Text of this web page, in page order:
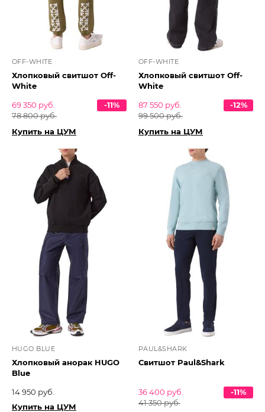
OFF-WHITE
Хлопковый свитшот Off-
White
69 350 руб.
78 800 руб.
-11%
Купить на ЦУМ
OFF-WHITE
Хлопковый свитшот Off-
White
87 550 руб.
99 500 руб.
-12%
Купить на ЦУМ
HUGO BLUE
Хлопковый анорак HUGO
Blue
14 950 руб.
Купить на ЦУМ
PAUL&SHARK
Свитшот Paul&Shark
36 400 руб.
41 350 руб.
-11%